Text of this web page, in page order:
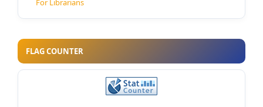
For Librarians
FLAG COUNTER